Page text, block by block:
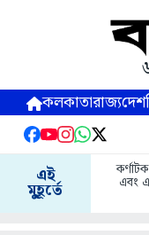
কলকাতারাজ্যদেশ
এই
মুহূর্তে এবং